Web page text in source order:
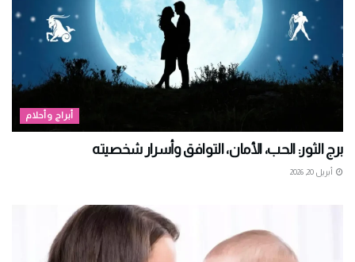
أبراج وأحلام
برج الثور: الحب، الأمان، التوافق وأسرار شخصيته
أبريل 20, 2026